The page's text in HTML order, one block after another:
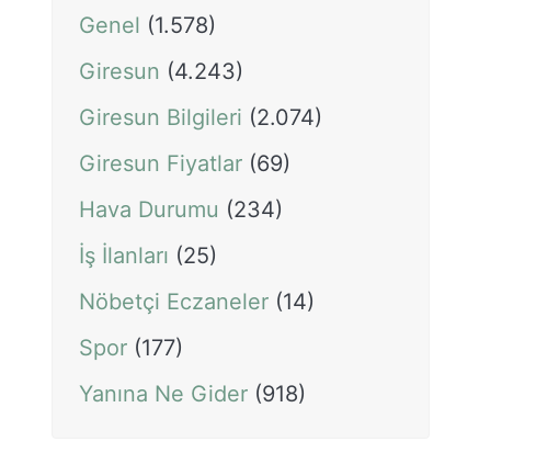
Genel (1.578)
Giresun (4.243)
Giresun Bilgileri (2.074)
Giresun Fiyatlar (69)
Hava Durumu (234)
İş İlanları (25)
Nöbetçi Eczaneler (14)
Spor (177)
Yanına Ne Gider (918)